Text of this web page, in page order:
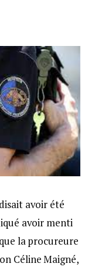
avoir été
avoir menti
la procureure
Céline Maigné,